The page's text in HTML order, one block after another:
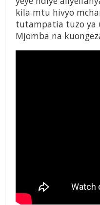
kila mtu hivyo
tutampatia tuzo ya
Mjomba na